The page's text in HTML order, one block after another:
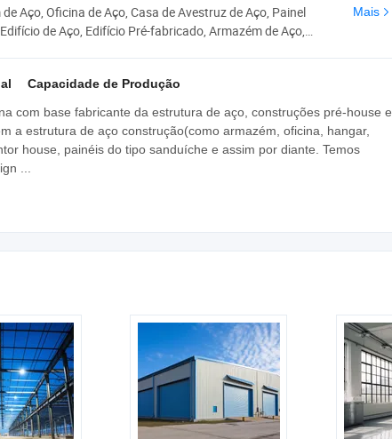
Aço, Oficina de Aço, Casa de Avestruz de Aço, Painel
de Aço, Edifício Pré-fabricado, Armazém de Aço,
Mais
Capacidade de Produção
com base fabricante da estrutura de aço, construções pré-house e
a estrutura de aço construção(como armazém, oficina, hangar,
house, painéis do tipo sanduíche e assim por diante. Temos
...